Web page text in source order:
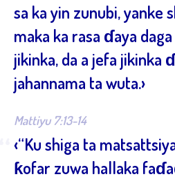
sa ka yin zunubi, yanke
maka ka rasa ɗaya
jikinka, da a jefa jikinka
jahannama ta wuta.›
Mattiyu 7:13-14
‹“Ku shiga ta
ƙofar zuwa hallaka